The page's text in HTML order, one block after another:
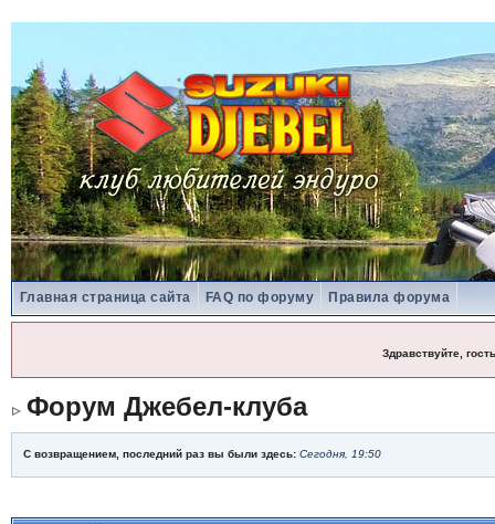
Главная страница сайта FAQ по форуму Правила форума
Здравствуйте, гость
Форум Джебел-клуба
С возвращением, последний раз вы были здесь: Сегодня, 19:50